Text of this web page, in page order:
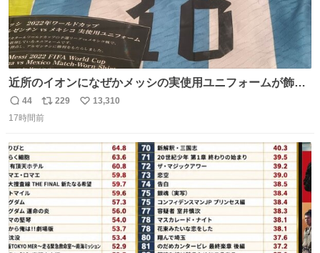
近所のイオンになぜかメッシの実使用ユニフォームが飾っ
てあっておもろい
返
信
44
リ
ポ
ト
数
229
い
数
13,310
17時間前